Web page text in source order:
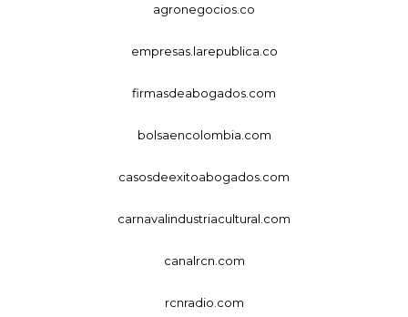
agronegocios.co
empresas.larepublica.co
firmasdeabogados.com
bolsaencolombia.com
casosdeexitoabogados.com
carnavalindustriacultural.com
canalrcn.com
rcnradio.com